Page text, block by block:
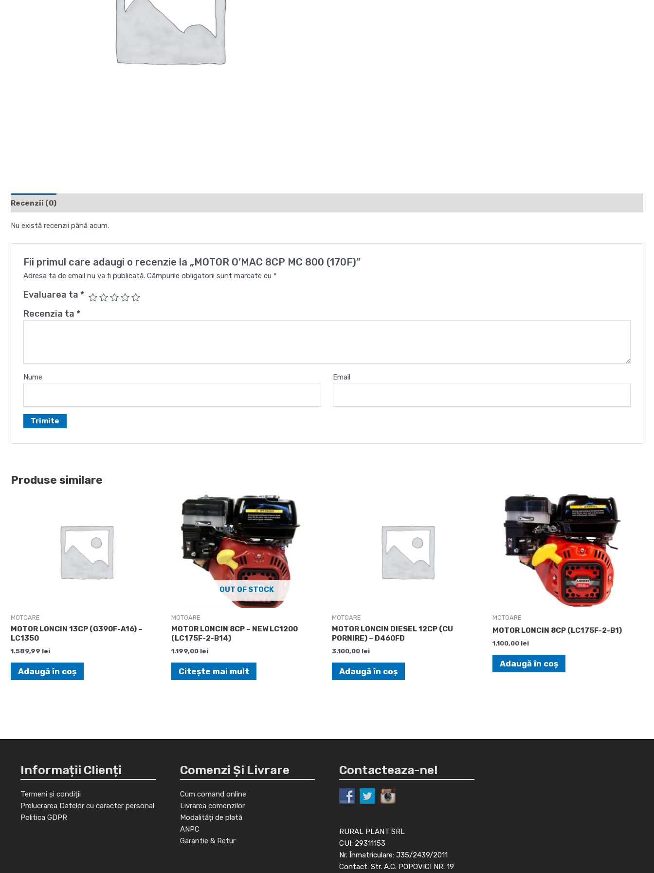
Recenzii (0)
Nu există recenzii până acum.
Fii primul care adaugi o recenzie la „MOTOR O’MAC 8CP MC 800 (170F)”
Adresa ta de email nu va fi publicată. Câmpurile obligatorii sunt marcate cu *
Evaluarea ta *
Recenzia ta *
Nume Email
Produse similare
MOTOARE
MOTOR LONCIN 13CP (G390F-A16) –
LC1350
1.589,99 lei
Adaugă în coș
OUT OF STOCK
MOTOARE
MOTOR LONCIN 8CP – NEW LC1200
(LC175F-2-B14)
1.199,00 lei
Citește mai mult
MOTOARE
MOTOR LONCIN DIESEL 12CP (CU
PORNIRE) – D460FD
3.100,00 lei
Adaugă în coș
MOTOARE
MOTOR LONCIN 8CP (LC175F-2-B1)
1.100,00 lei
Adaugă în coș
Informații Clienți
Termeni și condiții
Prelucrarea Datelor cu caracter personal
Politica GDPR
Comenzi Și Livrare
Cum comand online
Livrarea comenzilor
Modalități de plată
ANPC
Garantie & Retur
Contacteaza-ne!
RURAL PLANT SRL
CUI: 29311153
Nr. Înmatriculare: J35/2439/2011
Contact: Str. A.C. POPOVICI NR. 19